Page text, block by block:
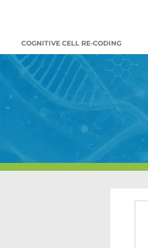
COGNITIVE CELL RE-CODING